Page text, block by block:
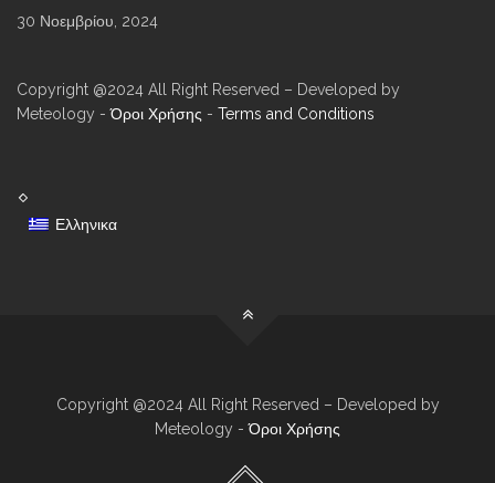
30 Νοεμβρίου, 2024
Copyright @2024 All Right Reserved – Developed by
Meteology -Όροι Χρήσης - Terms and Conditions
Ελληνικα
Copyright @2024 All Right Reserved – Developed by
Meteology -Όροι Χρήσης